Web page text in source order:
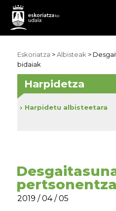
Eskoriatza >Albisteak >
bidaiak
2019 / 04 / 05
Harpidetza
Harpidetu albisteetara